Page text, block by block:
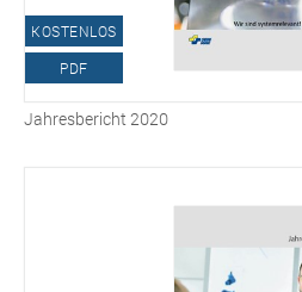
KOSTENLOS
PDF
Jahresbericht 2020